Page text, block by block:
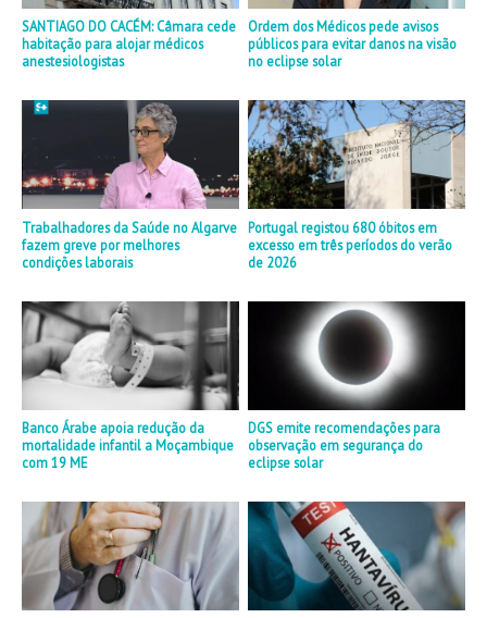
SANTIAGO DO CACÉM: Câmara cede
habitação para alojar médicos
anestesiologistas
Ordem dos Médicos pede avisos
públicos para evitar danos na visão
no eclipse solar
Trabalhadores da Saúde no Algarve
fazem greve por melhores
condições laborais
Portugal registou 680 óbitos em
excesso em três períodos do verão
de 2026
Banco Árabe apoia redução da
mortalidade infantil a Moçambique
com 19 ME
DGS emite recomendações para
observação em segurança do
eclipse solar